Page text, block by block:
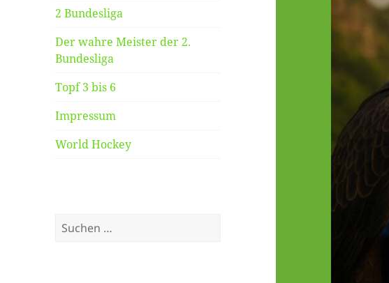
2 Bundesliga
Der wahre Meister der 2.
Bundesliga
Topf 3 bis 6
Impressum
World Hockey
Suche
nach: